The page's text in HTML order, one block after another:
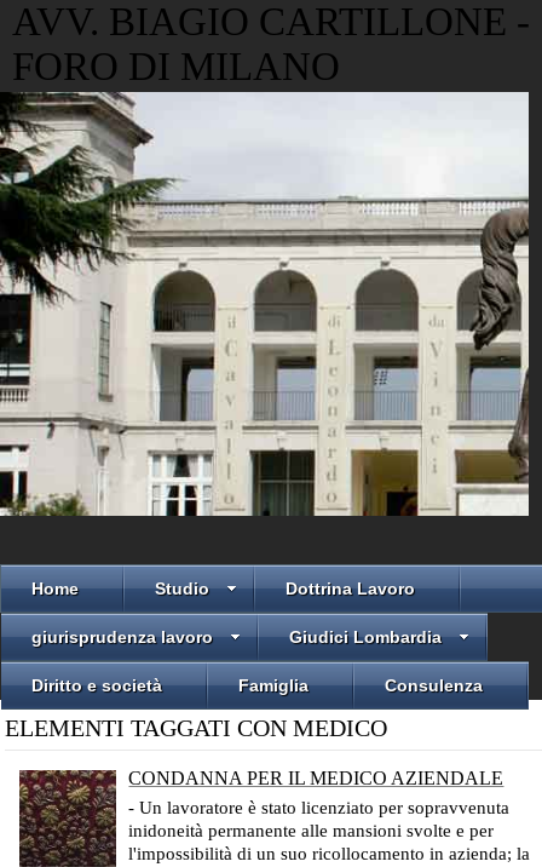
AVV. BIAGIO CARTILLONE -
FORO DI MILANO
Home Studio Dottrina Lavoro
giurisprudenza lavoro Giudici Lombardia
Diritto e società Famiglia Consulenza
ELEMENTI TAGGATI CON MEDICO
CONDANNA PER IL MEDICO AZIENDALE
- Un lavoratore è stato licenziato per sopravvenuta
inidoneità permanente alle mansioni svolte e per
l'impossibilità di un suo ricollocamento in azienda; la